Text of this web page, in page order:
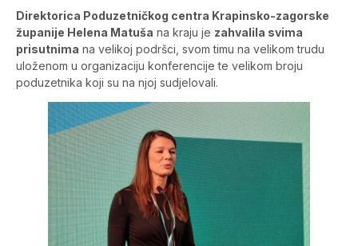
Direktorica Poduzetničkog centra Krapinsko-zagorske
županije Helena Matuša na kraju je zahvalila svima
prisutnima na velikoj podršci, svom timu na velikom trudu
uloženom u organizaciju konferencije te velikom broju
poduzetnika koji su na njoj sudjelovali.